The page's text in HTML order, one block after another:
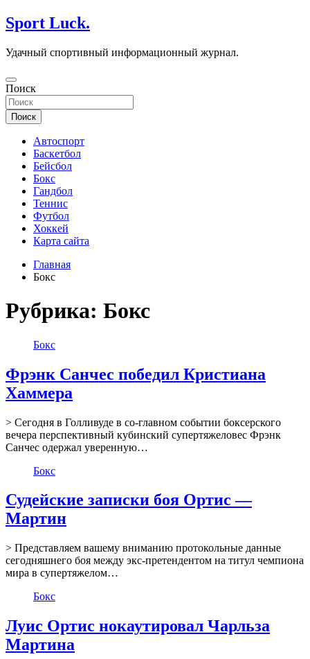
Перейти
к
Sport Luck.
Удачный спортивный информационный журнал.
Поиск
Поиск
Автоспорт
Баскетбол
Бейсбол
Бокс
Гандбол
Теннис
Футбол
Хоккей
Карта сайта
Главная
Бокс
Рубрика: Бокс
Бокс
Фрэнк Санчес победил Кристиана
Хаммера
> Сегодня в Голливуде в со-главном событии боксерского
вечера перспективный кубинский супертяжеловес Фрэнк
Санчес одержал уверенную…
Бокс
Судейские записки боя Ортис —
Мартин
> Представляем вашему вниманию протокольные данные
сегодняшнего боя между экс-претендентом на титул чемпиона
мира в супертяжелом…
Бокс
Луис Ортис нокаутировал Чарльза
Мартина